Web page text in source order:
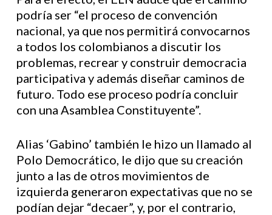
podría ser “el proceso de convención
nacional, ya que nos permitirá convocarnos
a todos los colombianos a discutir los
problemas, recrear y construir democracia
participativa y además diseñar caminos de
futuro. Todo ese proceso podría concluir
con una Asamblea Constituyente”.
Alias ‘Gabino’ también le hizo un llamado al
Polo Democrático, le dijo que su creación
junto a las de otros movimientos de
izquierda generaron expectativas que no se
podían dejar “decaer”, y, por el contrario,